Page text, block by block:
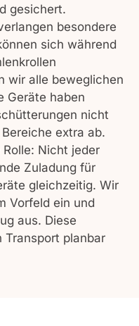
gesichert.
besondere
sich während
wir alle beweglichen
Geräte haben
nicht
extra ab.
Nicht jeder
Zuladung für
gleichzeitig. Wir
Vorfeld ein und
aus. Diese
Transport planbar